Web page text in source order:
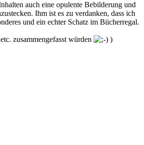
auch eine opulente Bebilderung und
Ihm ist es zu verdanken, dass ich
und ein echter Schatz im Bücherregal.
zusammengefasst würden
)